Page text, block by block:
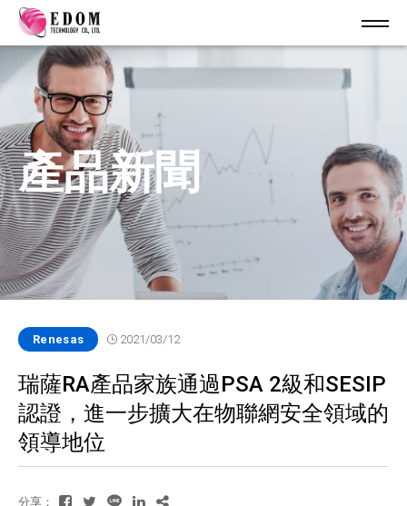
產品新聞
Renesas 2021/03/12
瑞薩RA產品家族通過PSA 2級和SESIP
認證，進一步擴大在物聯網安全領域的
領導地位
分享：